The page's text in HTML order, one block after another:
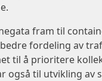
fram til
fordeling av
til å prioritere
også til utvikling av